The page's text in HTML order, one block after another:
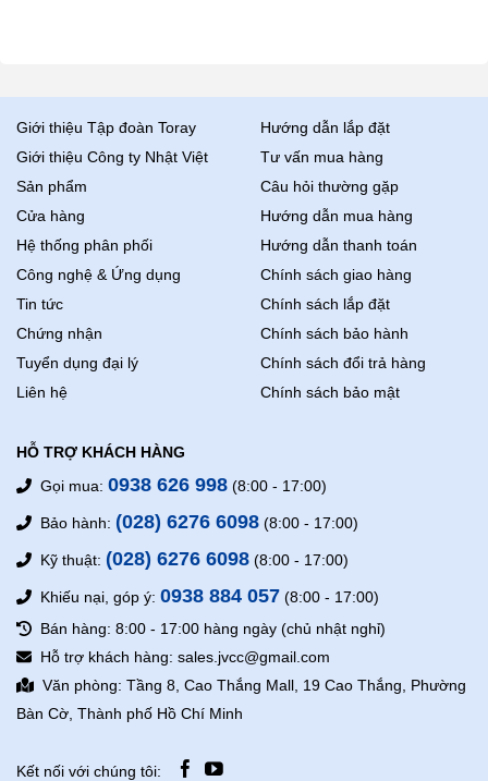
Giới thiệu Tập đoàn Toray
Giới thiệu Công ty Nhật Việt
Sản phẩm
Cửa hàng
Hệ thống phân phối
Công nghệ & Ứng dụng
Tin tức
Chứng nhận
Tuyển dụng đại lý
Liên hệ
Hướng dẫn lắp đặt
Tư vấn mua hàng
Câu hỏi thường gặp
Hướng dẫn mua hàng
Hướng dẫn thanh toán
Chính sách giao hàng
Chính sách lắp đặt
Chính sách bảo hành
Chính sách đổi trả hàng
Chính sách bảo mật
HỖ TRỢ KHÁCH HÀNG
Gọi mua: 0938 626 998 (8:00 - 17:00)
Bảo hành: (028) 6276 6098 (8:00 - 17:00)
Kỹ thuật: (028) 6276 6098 (8:00 - 17:00)
Khiếu nại, góp ý: 0938 884 057 (8:00 - 17:00)
Bán hàng: 8:00 - 17:00 hàng ngày (chủ nhật nghỉ)
Hỗ trợ khách hàng: sales.jvcc@gmail.com
Văn phòng: Tầng 8, Cao Thắng Mall, 19 Cao Thắng, Phường
Bàn Cờ, Thành phố Hồ Chí Minh
Kết nối với chúng tôi: